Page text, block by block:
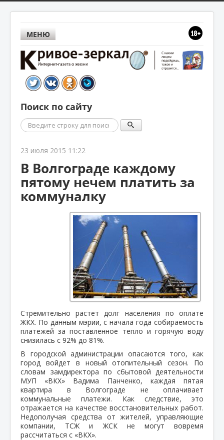
МЕНЮ
Поиск по сайту
Поиск
23 июля 2015 11:22
В Волгограде каждому
пятому нечем платить за
коммуналку
Стремительно растет долг населения по оплате
ЖКХ. По данным мэрии, с начала года собираемость
платежей за поставленное тепло и горячую воду
снизилась с 92% до 81%.
В городской администрации опасаются того, как
город войдет в новый отопительный сезон. По
словам замдиректора по сбытовой деятельности
МУП «ВКХ» Вадима Панченко, каждая пятая
квартира в Волгограде не оплачивает
коммунальные платежи. Как следствие, это
отражается на качестве восстановительных работ.
Недополучая средства от жителей, управляющие
компании, ТСЖ и ЖСК не могут вовремя
рассчитаться с «ВКХ».